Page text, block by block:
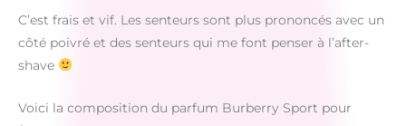
C’est frais et vif. Les senteurs sont plus prononcés avec un
côté poivré et des senteurs qui me font penser à l’after-
shave
Voici la composition du parfum Burberry Sport pour